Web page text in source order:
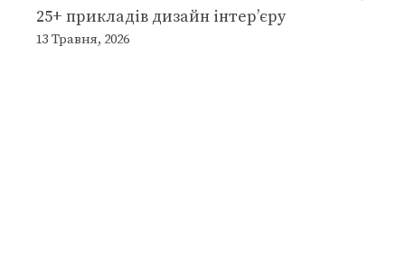
25+ прикладів дизайн інтер’єру
13 Травня, 2026